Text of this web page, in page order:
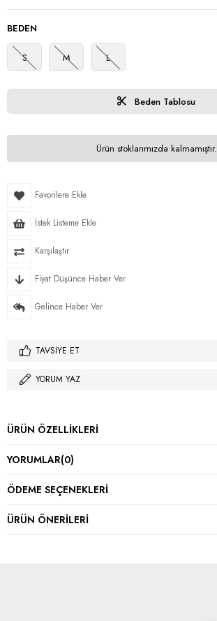
BEDEN
S M L
Beden Tablosu
Ürün stoklarımızda kalmamıştır.
Favorilere Ekle
İstek Listeme Ekle
Karşılaştır
Fiyat Düşünce Haber Ver
Gelince Haber Ver
TAVSIYE ET
YORUM YAZ
ÜRÜN ÖZELLIKLERI
YORUMLAR(0)
ÖDEME SEÇENEKLERI
ÜRÜN ÖNERILERI